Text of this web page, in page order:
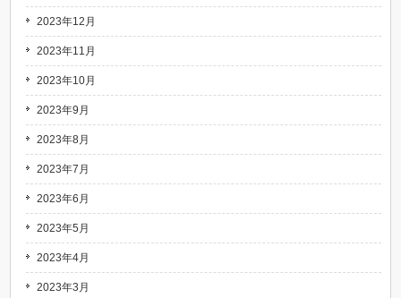
2023年12月
2023年11月
2023年10月
2023年9月
2023年8月
2023年7月
2023年6月
2023年5月
2023年4月
2023年3月